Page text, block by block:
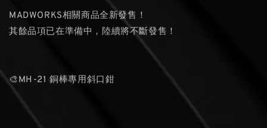
MADWORKS相關商品全新發售！
其餘品項已在準備中，陸續將不斷發售！
🎨MH-21 銅棒專用斜口鉗